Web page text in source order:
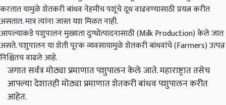
करतात यामुळे शेतकरी बांधव नेहमीच पशूंचे दूध वाढवण्यासाठी प्रयत्न करीत
असतात. मात्र त्यांना जास्त यश मिळत नाही.
आपल्याकडे पशुपालन मुख्यता दुग्धोत्पादनासाठी (Milk Production) केले जात
असते. पशुपालन या शेती पूरक व्यवसायामुळे शेतकरी बांधवांचे (Farmers) उत्पन्न
निश्चितच वाढले आहे.
जगात सर्वत्र मोठ्या प्रमाणात पशुपालन केले जाते. महाराष्ट्रात तसेच
आपल्या देशातही मोठ्या प्रमाणात शेतकरी बांधव पशुपालन करीत
आहेत.